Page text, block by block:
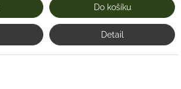
Do košíku
Detail